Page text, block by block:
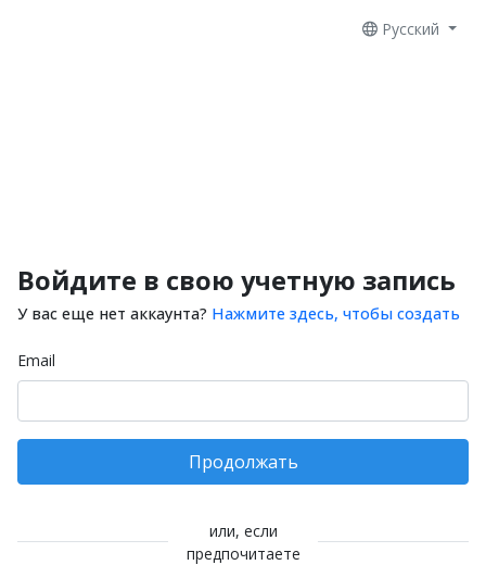
Русский
Войдите в свою учетную запись
У вас еще нет аккаунта? Нажмите здесь, чтобы создать
Email
Продолжать
или, если
предпочитаете